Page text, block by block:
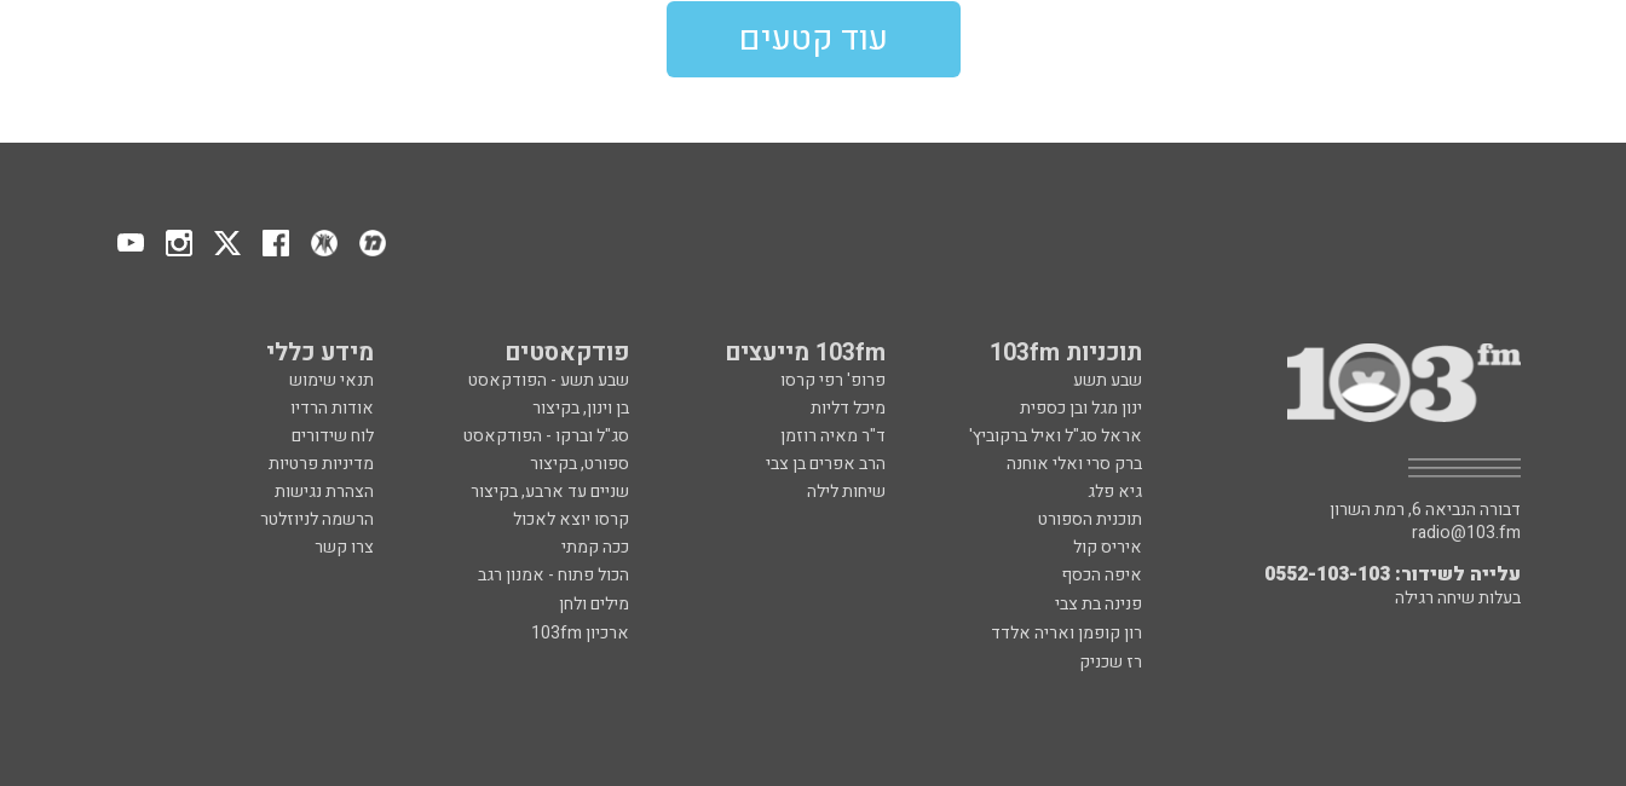
עוד קטעים
תוכניות 103fm 103fm מייעצים פודקאסטים מידע כללי
שבע תשע פרופ' רפי קרסו שבע תשע - הפודקאסט
תנאי שימוש
ינון מגל ובן כספית
מיכל דליות בן וינון, בקיצור
אודות הרדיו
אראל סג"ל ואיל ברקוביץ'
ד"ר מאיה רוזמן סג"ל וברקו - הפודקאסט
לוח שידורים
ברק סרי ואלי אוחנה
הרב אפרים בן צבי ספורט, בקיצור
מדיניות פרטיות
גיא פלג
שיחות לילה שניים עד ארבע, בקיצור
הצהרת נגישות
תוכנית הספורט
קרסו יוצא לאכול
הרשמה לניוזלטר
איריס קול
ככה קמתי
צרו קשר
איפה הכסף
הכול פתוח - אמנון רגב
פנינה בת צבי
מילים ולחן
רון קופמן ואריה אלדד
ארכיון 103fm
רז שכניק
דבורה הנביאה 6, רמת השרון
radio@103.fm
עלייה לשידור: 0552-103-103
בעלות שיחה רגילה